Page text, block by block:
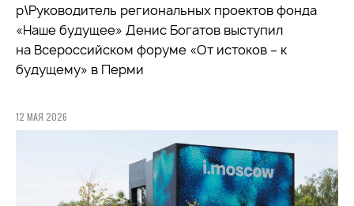
р\Руководитель региональных проектов фонда
«Наше будущее» Денис Богатов выступил
на Всероссийском форуме «От истоков – к
будущему» в Перми
12 МАЯ 2026